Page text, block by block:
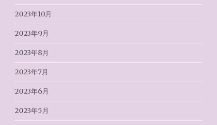
2023年10月
2023年9月
2023年8月
2023年7月
2023年6月
2023年5月